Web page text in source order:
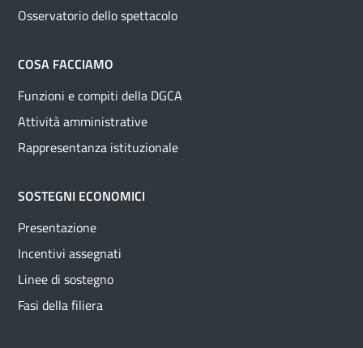
Osservatorio dello spettacolo
COSA FACCIAMO
Funzioni e compiti della DGCA
Attività amministrative
Rappresentanza istituzionale
SOSTEGNI ECONOMICI
Presentazione
Incentivi assegnati
Linee di sostegno
Fasi della filiera